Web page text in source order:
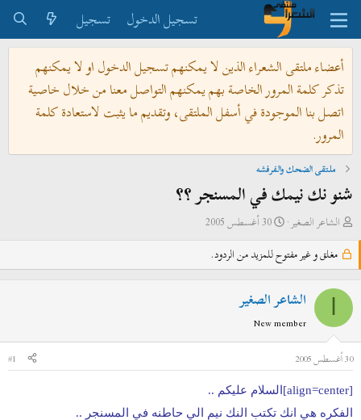
تسجيل الدخول
تسجيل
أعضاء ملتقى الشعراء الذين لا يمكنهم تسجيل الدخول او لا يمكنهم
تذكر كلمة المرور الخاصة بهم يمكنهم التواصل معنا من خلال خاصية
اتصل بنا الموجودة في أسفل الملتقى، وتقديم ما يثبت لاستعادة كلمة
المرور.
ملتقى الضحك والفرفشه
شنو نك نيمك في المسنجر ؟؟
ب
د
ئ
ا
م
و
ض
و
ع
الشاعر الصغير
ت
ر
ي
خ
د
ء
30 أغسطس 2005
مغلق و غير مفتوح للمزيد من الردود.
الشاعر الصغير
New member
30 أغسطس 2005
#1
[align=center]السلام عليكم ..
الفكره هي انك تكتب النك نيم الي حاطنه في المسنجر ..